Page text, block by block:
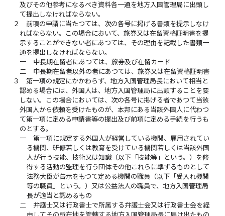
及びその他参考になるべき資料各一通を地方入国管理局に出頭し
て提出しなければならない。
２
前項の申請に当たつては、次の各号に掲げる書類を提示しなけ
ればならない。この場合において、旅券又は在留資格証明書を提
示することができない者にあつては、その理由を記載した書類一
通を提出しなければならない。
一
中長期在留者にあつては、旅券及び在留カード
二
中長期在留者以外の者にあつては、旅券又は在留資格証明書
３
第一項の規定にかかわらず、地方入国管理局長において相当と
認める場合には、外国人は、地方入国管理局に出頭することを要
しない。この場合においては、次の各号に掲げる者であつて当該
外国人から依頼を受けたものが、本邦にある当該外国人に代わつ
て第一項に定める申請書等の提出及び前項に定める手続を行うも
のとする。
一
第一項に規定する外国人が経営している機関、雇用されてい
る機関、研修若しくは教育を受けている機関若しくは当該外国
人が行う技能、技術又は知識（以下「技能等」という。）を修
得する活動の監理を行う団体その他これらに準ずるものとして
法務大臣が告示をもつて定める機関の職員（以下「受入れ機関
等の職員」という。）又は公益法人の職員で、地方入国管理局
長が適当と認めるもの
二
弁護士又は行政書士で所属する弁護士会又は行政書士会を経